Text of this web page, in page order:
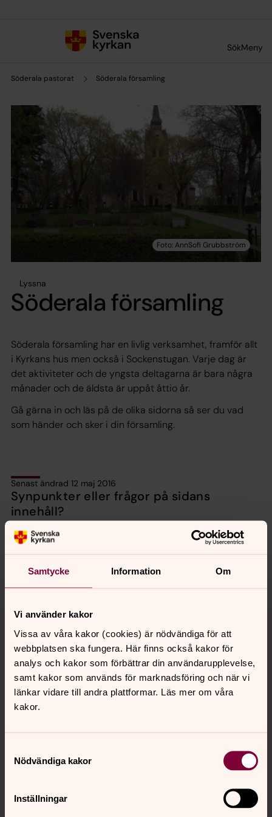
Samtycke Information Om
Vi använder kakor
Vissa av våra kakor (cookies) är nödvändiga för att
webbplatsen ska fungera. Här finns också kakor för
analys och kakor som förbättrar din användarupplevelse,
samt kakor som används för marknadsföring och när vi
länkar vidare till andra plattformar. Läs mer om våra
kakor.
Nödvändiga kakor
Inställningar
SökMeny
Söderala pastorat Söderala församling
Lyssna
Söderala församling
Söderala församling har en livlig verksamhet, framför allt
i Kyrkans hus men också i Sockenstugan. Varje dag är
det aktiviteter och de yngsta deltagarna är bara några
månader och de äldsta är uppåt åttio år.
Gå gärna in och läs på de olika sidorna så ser du vad
som händer och sker i din församling.
Senast ändrad 12 maj 2016
Synpunkter eller frågor på sidans
innehåll?
soderala.pastorat@svenskakyrkan.se
Dela
Tillbaka till toppen
Tillbaka till innehållet
Kontakt
Hitta snabbt